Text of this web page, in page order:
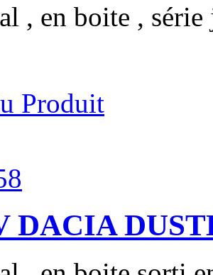
, en boite , série
Produit
DACIA